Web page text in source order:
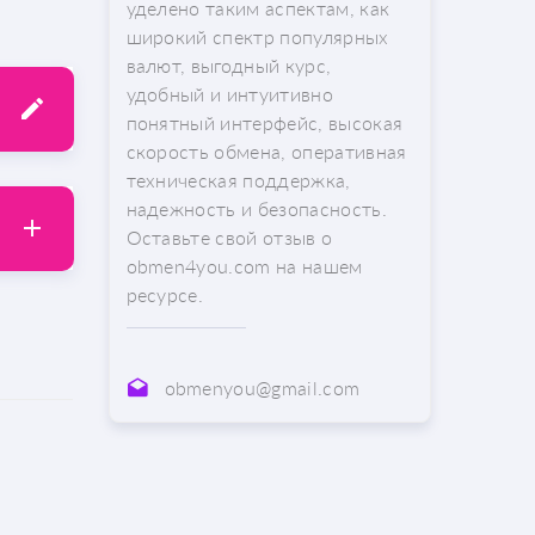
уделено таким аспектам, как
широкий спектр популярных
валют, выгодный курс,
удобный и интуитивно
понятный интерфейс, высокая
скорость обмена, оперативная
техническая поддержка,
надежность и безопасность.
Оставьте свой отзыв о
obmen4you.com на нашем
ресурсе.
obmenyou@gmail.com